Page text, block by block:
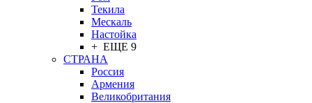
Текила
Мескаль
Настойка
+ ЕЩЕ 9
СТРАНА
Россия
Армения
Великобритания